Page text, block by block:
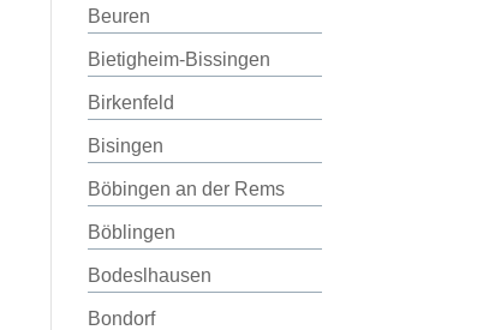
Beuren
Bietigheim-Bissingen
Birkenfeld
Bisingen
Böbingen an der Rems
Böblingen
Bodeslhausen
Bondorf